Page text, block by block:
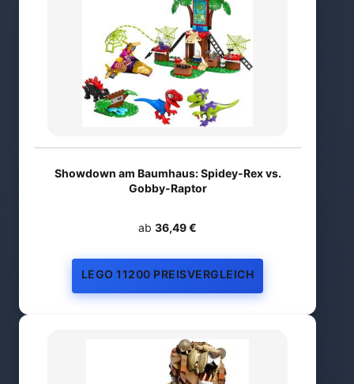
Showdown am Baumhaus: Spidey-Rex vs.
Gobby-Raptor
ab 36,49 €
LEGO 11200 PREISVERGLEICH